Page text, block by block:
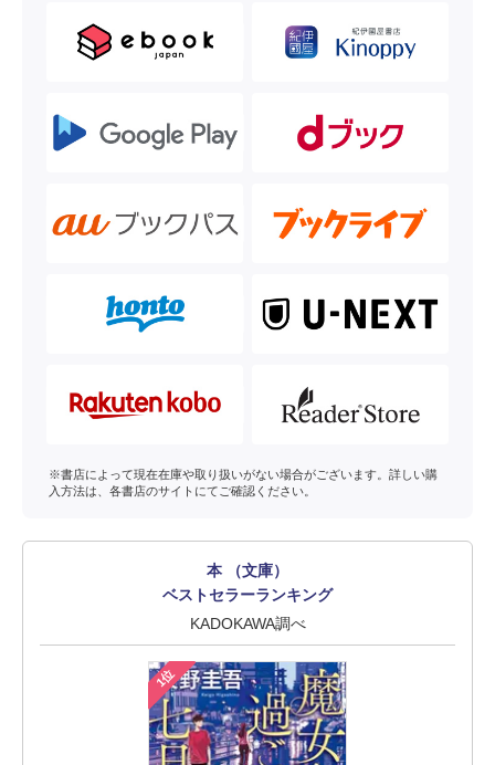
※書店によって現在在庫や取り扱いがない場合がございます。詳しい購
入方法は、各書店のサイトにてご確認ください。
本 （文庫）
ベストセラーランキング
KADOKAWA調べ
1位